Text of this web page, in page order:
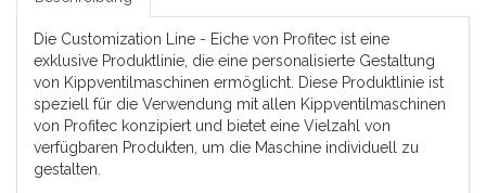
Die Customization Line - Eiche von Profitec ist eine
exklusive Produktlinie, die eine personalisierte Gestaltung
von Kippventilmaschinen ermöglicht. Diese Produktlinie ist
speziell für die Verwendung mit allen Kippventilmaschinen
von Profitec konzipiert und bietet eine Vielzahl von
verfügbaren Produkten, um die Maschine individuell zu
gestalten.